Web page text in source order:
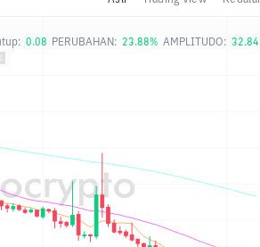
0.08 PERUBAHAN: 23.88% AMPLITUDO: